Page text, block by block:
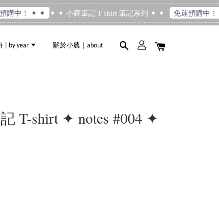
購中！ ✦ ✦ ✦ ✦ 小農筆記 T-shirt 筆記系列 ✦ ✦ 免運預購中！
| by year 關於小農｜about
T-shirt ✦ notes #004 ✦